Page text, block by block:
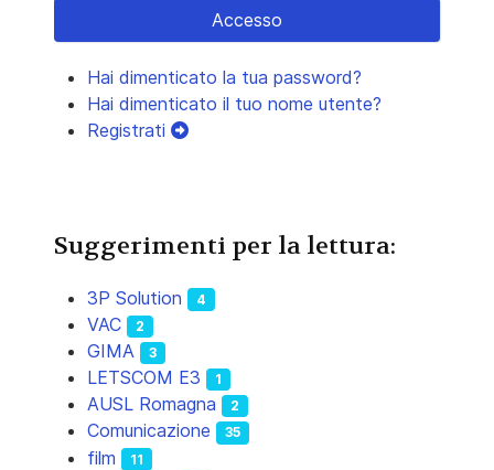
Accesso
Hai dimenticato la tua password?
Hai dimenticato il tuo nome utente?
Registrati
Suggerimenti per la lettura:
3P Solution 4
VAC 2
GIMA 3
LETSCOM E3 1
AUSL Romagna 2
Comunicazione 35
film 11